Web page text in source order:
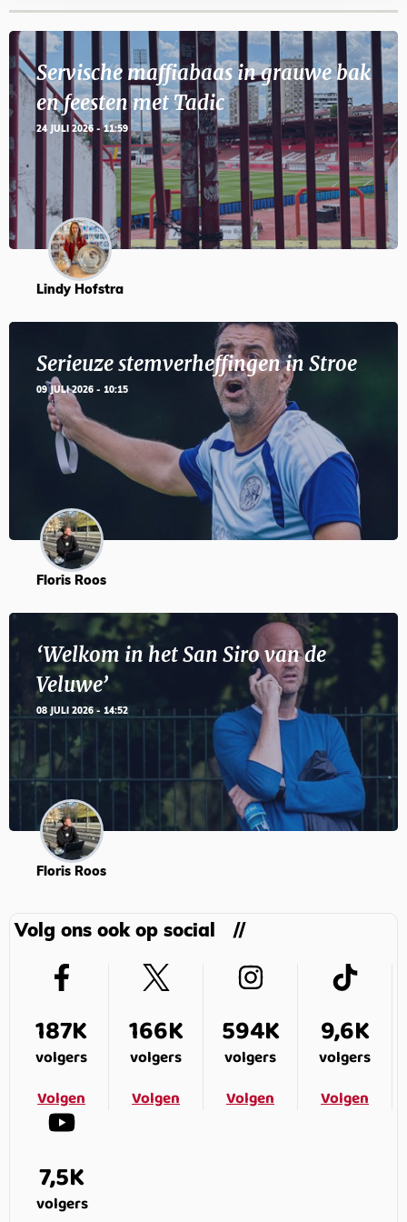
Servische maffiabaas in grauwe bak
en feesten met Tadic
24 JULI 2026 - 11:59
Lindy Hofstra
Serieuze stemverheffingen in Stroe
09 JULI 2026 - 10:15
Floris Roos
‘Welkom in het San Siro van de
Veluwe’
08 JULI 2026 - 14:52
Floris Roos
Volg ons ook op social
187K
volgers
Volgen
166K
volgers
Volgen
594K
volgers
Volgen
9,6K
volgers
Volgen
7,5K
volgers